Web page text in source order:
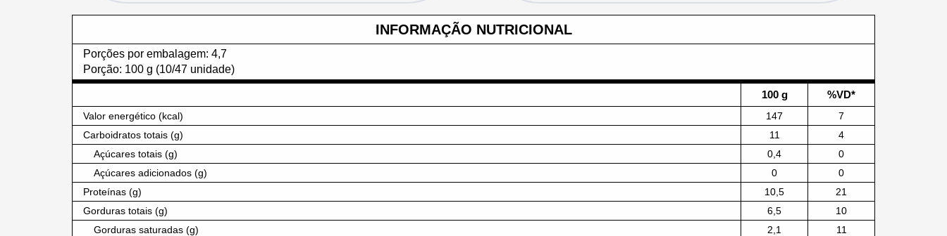
INFORMAÇÃO NUTRICIONAL
Porções por embalagem: 4,7
Porção: 100 g (10/47 unidade)
100 g %VD*
Valor energético (kcal) 147
7
Carboidratos totais (g)
11
4
Açúcares totais (g)
0,4
0
Açúcares adicionados (g)
0
0
Proteínas (g)
10,5
21
Gorduras totais (g)
6,5
10
Gorduras saturadas (g)
2,1
11